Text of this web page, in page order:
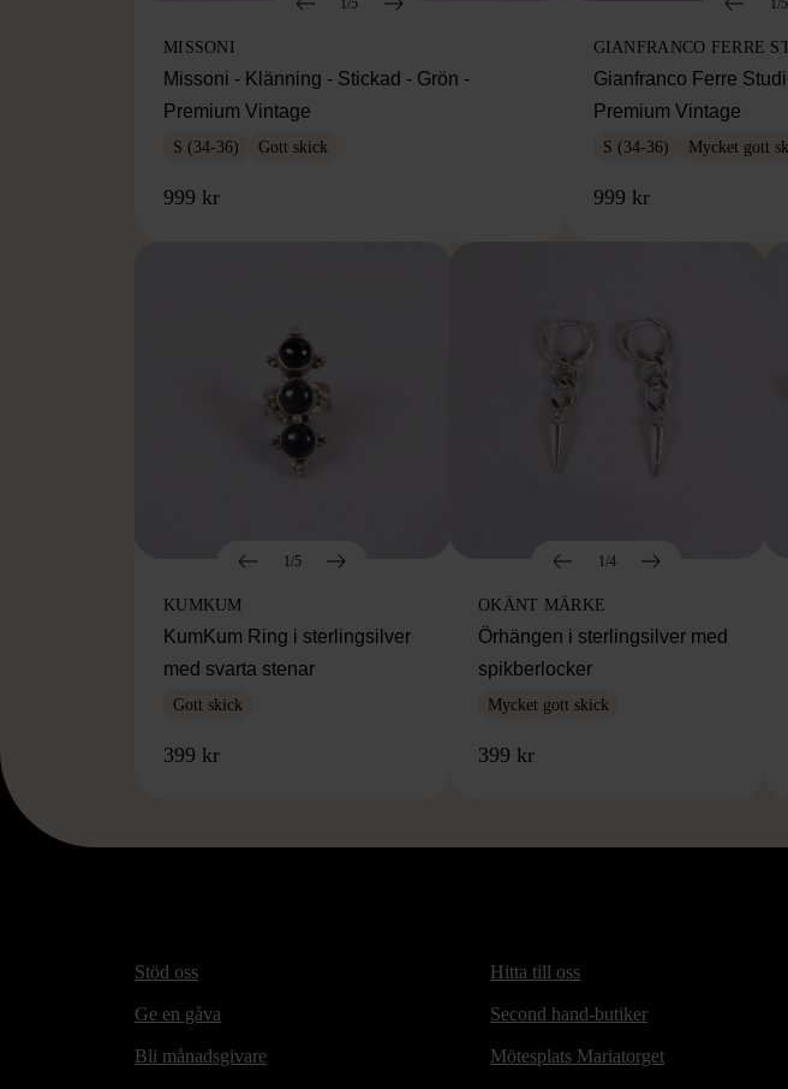
1/5
MISSONI
Missoni - Klänning - Stickad - Grön -
Premium Vintage
S (34-36) Gott skick
999 kr
1/5
GIANFRANCO FERRE
Gianfranco Ferre
Premium Vintage
S (34-36) Mycket gott
999 kr
1/5
KUMKUM
KumKum Ring i sterlingsilver
med svarta stenar
Gott skick
399 kr
1/4
OKÄNT MÄRKE
Örhängen i sterlingsilver med
spikberlocker
Mycket gott skick
399 kr
Stöd oss
Ge en gåva
Bli månadsgivare
Hitta till oss
Second hand-butiker
Mötesplats Mariatorget